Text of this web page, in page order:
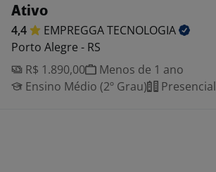
Ativo
4,4 EMPREGGATECNOLOGIA
Porto Alegre - RS
R$ 1.890,00
Menos de 1 ano
Ensino Médio (2º Grau)
Presencial